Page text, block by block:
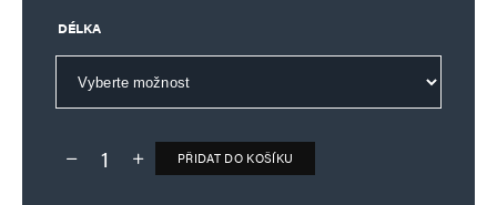
DÉLKA
Deník TO – verze bez reklam množství
PŘIDAT DO KOŠÍKU